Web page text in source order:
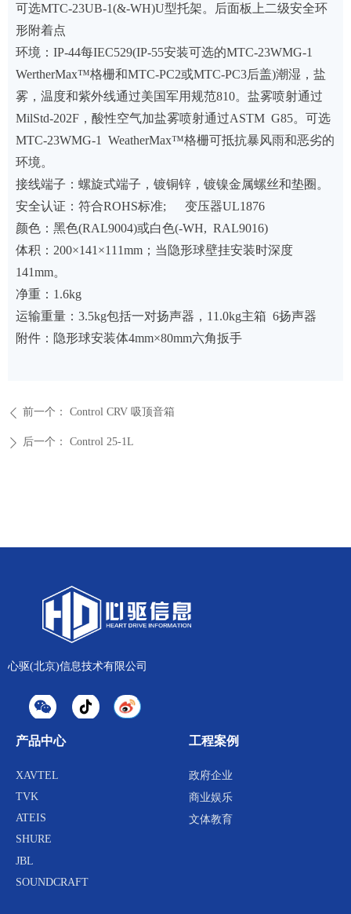
可选MTC-23UB-1(&-WH)U型托架。后面板上二级安全环
形附着点
环境：IP-44每IEC529(IP-55安装可选的MTC-23WMG-1
WertherMax™格栅和MTC-PC2或MTC-PC3后盖)潮湿，盐
雾，温度和紫外线通过美国军用规范810。盐雾喷射通过
MilStd-202F，酸性空气加盐雾喷射通过ASTM G85。可选
MTC-23WMG-1 WeatherMax™格栅可抵抗暴风雨和恶劣的
环境。
接线端子：螺旋式端子，镀铜锌，镀镍金属螺丝和垫圈。
安全认证：符合ROHS标准; 变压器UL1876
颜色：黑色(RAL9004)或白色(-WH, RAL9016)
体积：200×141×111mm；当隐形球壁挂安装时深度
141mm。
净重：1.6kg
运输重量：3.5kg包括一对扬声器，11.0kg主箱 6扬声器
附件：隐形球安装体4mm×80mm六角扳手
ꄴ 前一个： Control CRV 吸顶音箱
ꄲ 后一个： Control 25-1L
心驱(北京)信息技术有限公司
产品中心
XAVTEL
TVK
ATEIS
SHURE
JBL
SOUNDCRAFT
工程案例
政府企业
商业娱乐
文体教育